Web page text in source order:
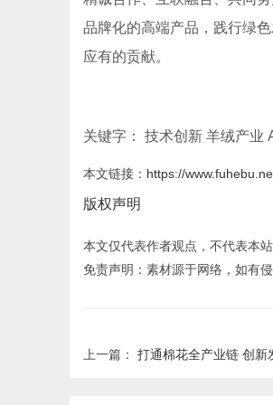
品牌化的高端产品，践行绿
应有的贡献。
关键字： 技术创新 羊绒产业
本文链接： https://
版权声明
本文仅代表作者观点，不代表本站
免责声明：素材源于网络，如有侵
上一篇： 打通棉花全产业链 创新